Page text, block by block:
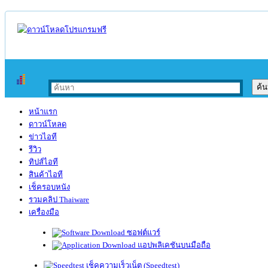
หน้าแรก
ดาวน์โหลด
ข่าวไอที
รีวิว
ทิปส์ไอที
สินค้าไอที
เช็ครอบหนัง
รวมคลิป Thaiware
เครื่องมือ
ซอฟต์แวร์
แอปพลิเคชันบนมือถือ
เช็คความเร็วเน็ต (Speedtest)